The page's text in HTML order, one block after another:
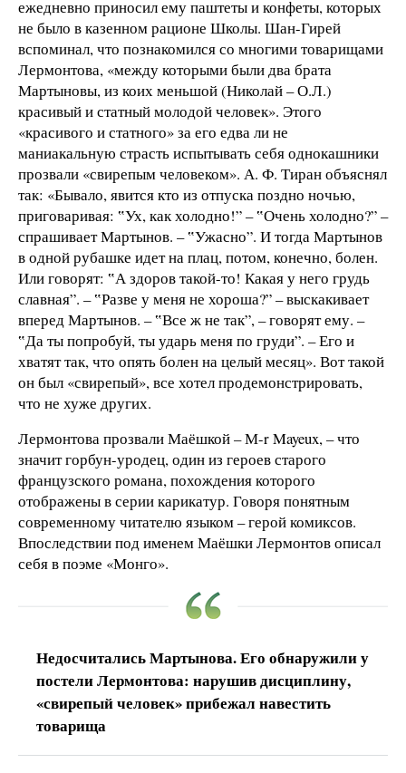
ежедневно приносил ему паштеты и конфеты, которых
не было в казенном рационе Школы. Шан-Гирей
вспоминал, что познакомился со многими товарищами
Лермонтова, «между которыми были два брата
Мартыновы, из коих меньшой (Николай – О.Л.)
красивый и статный молодой человек». Этого
«красивого и статного» за его едва ли не
маниакальную страсть испытывать себя однокашники
прозвали «свирепым человеком». А. Ф. Тиран объяснял
так: «Бывало, явится кто из отпуска поздно ночью,
приговаривая: ‟Ух, как холодно!” – ‟Очень холодно?” –
спрашивает Мартынов. – ‟Ужасно”. И тогда Мартынов
в одной рубашке идет на плац, потом, конечно, болен.
Или говорят: ‟А здоров такой-то! Какая у него грудь
славная”. – ‟Разве у меня не хороша?” – выскакивает
вперед Мартынов. – ‟Все ж не так”, – говорят ему. –
‟Да ты попробуй, ты ударь меня по груди”. – Его и
хватят так, что опять болен на целый месяц». Вот такой
он был «свирепый», все хотел продемонстрировать,
что не хуже других.
Лермонтова прозвали Маёшкой – М-r Mayeux, – что
значит горбун-уродец, один из героев старого
французского романа, похождения которого
отображены в серии карикатур. Говоря понятным
современному читателю языком – герой комиксов.
Впоследствии под именем Маёшки Лермонтов описал
себя в поэме «Монго».
Недосчитались Мартынова. Его обнаружили у
постели Лермонтова: нарушив дисциплину,
«свирепый человек» прибежал навестить
товарища